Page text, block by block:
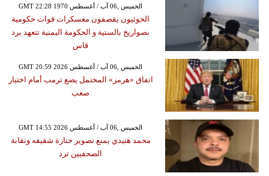
GMT 22:28 1970 الخميس ,06 آب / أغسطس
الحوثيون يقصفون معسكرات قوات حكومية
بصواريخ بالستية و الحكومة اليمنية تتعهد برد
قاس
GMT 20:59 2026 الخميس ,06 آب / أغسطس
اتفاق «هرمز» المحتمل يضع ترمب أمام اختبار
صعب
GMT 14:55 2026 الخميس ,06 آب / أغسطس
محمد هنيدي يمنع تصوير جنازة شقيقه ونقابة
الصحفيين ترد